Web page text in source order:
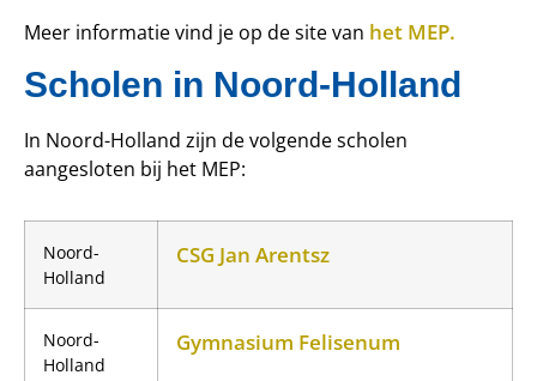
Meer informatie vind je op de site van het MEP.
Scholen in Noord-Holland
In Noord-Holland zijn de volgende scholen
aangesloten bij het MEP:
Noord-
Holland
CSG Jan Arentsz
Noord-
Holland
Gymnasium Felisenum